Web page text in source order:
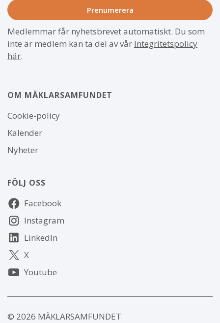
Medlemmar får nyhetsbrevet automatiskt. Du som
inte är medlem kan ta del av vår Integritetspolicy
här.
OM MÄKLARSAMFUNDET
Om
webbplatsen
Cookie-policy
Kalender
Nyheter
FÖLJ OSS
Följ
oss Facebook
Instagram
LinkedIn
X
Youtube
© 2026 MÄKLARSAMFUNDET